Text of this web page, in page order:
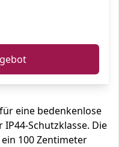
eine bedenkenlose
Schutzklasse. Die
100 Zentimeter